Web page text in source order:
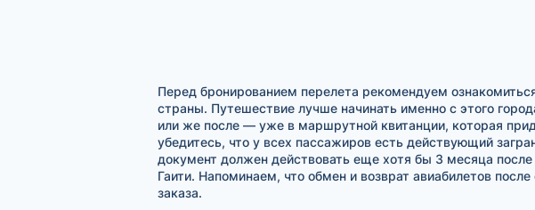
Перед бронированием перелета рекомендуем
страны. Путешествие лучше начинать именно с этого
или же после — уже в маршрутной квитанции, которая
убедитесь, что у всех пассажиров есть действующий
документ должен действовать еще хотя бы 3 месяца после
Гаити. Напоминаем, что обмен и возврат авиабилетов
заказа.